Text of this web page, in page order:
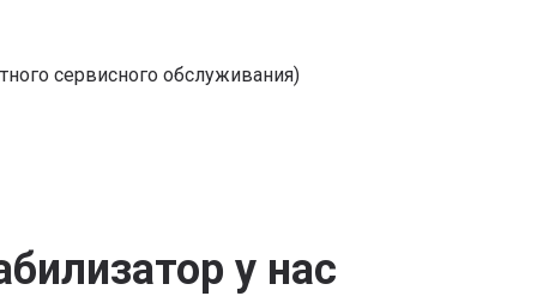
сервисного обслуживания)
у нас